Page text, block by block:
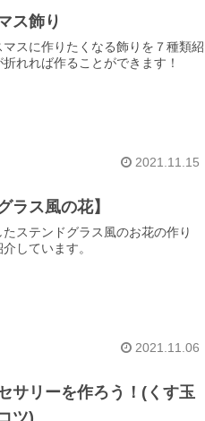
ス飾り
スに作りたくなる飾りを７種類紹
れれば作ることができます！
2021.11.15
ラス風の花】
ステンドグラス風のお花の作り
しています。
2021.11.06
サリーを作ろう！(くす玉
ツ)